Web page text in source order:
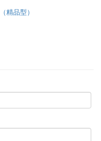
精品型）